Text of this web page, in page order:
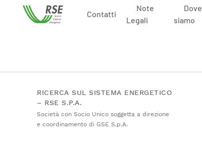
Contatti
Note
Legali
Dove
siamo
RICERCA SUL SISTEMA ENERGETICO
– RSE S.P.A.
Società con Socio Unico soggetta a direzione
e coordinamento di GSE S.p.A.